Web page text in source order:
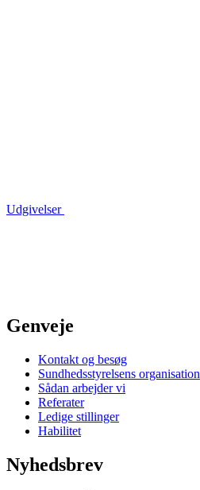
Udgivelser
Genveje
Kontakt og besøg
Sundhedsstyrelsens organisation
Sådan arbejder vi
Referater
Ledige stillinger
Habilitet
Nyhedsbrev